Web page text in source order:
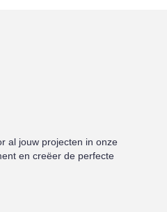
al jouw projecten in onze
en creëer de perfecte